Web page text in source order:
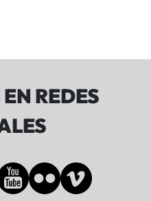
REDES